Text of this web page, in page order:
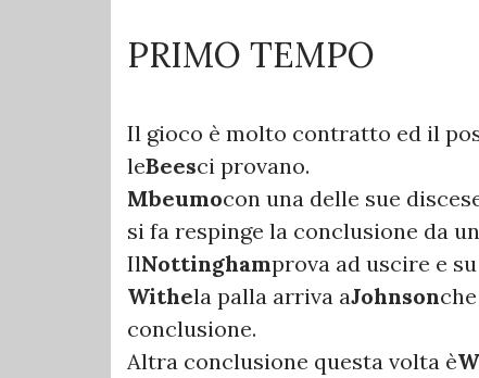
PRIMO TEMPO
Il gioco è molto contratto ed il
leBeesci provano.
Mbeumocon una delle sue
si fa respinge la conclusione da
IlNottinghamprova ad uscire e
Withela palla arriva aJohnson
conclusione.
Altra conclusione questa volta è